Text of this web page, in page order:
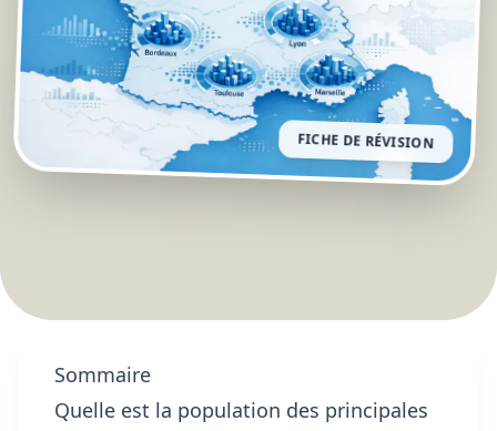
FICHE DE RÉVISION
Sommaire
Quelle est la population des principales